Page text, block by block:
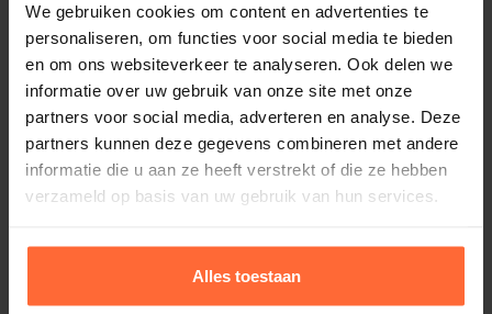
We gebruiken cookies om content en advertenties te
personaliseren, om functies voor social media te bieden
en om ons websiteverkeer te analyseren. Ook delen we
informatie over uw gebruik van onze site met onze
partners voor social media, adverteren en analyse. Deze
partners kunnen deze gegevens combineren met andere
informatie die u aan ze heeft verstrekt of die ze hebben
verzameld op basis van uw gebruik van hun services.
Alles toestaan